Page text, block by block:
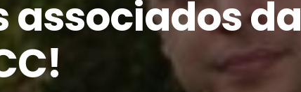
associados da